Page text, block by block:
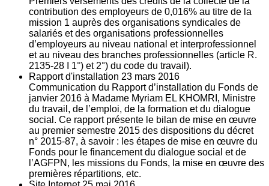
contribution des employeurs de 0,016% au titre de la
mission 1 auprès des organisations syndicales de
salariés et des organisations professionnelles
d’employeurs au niveau national et interprofessionnel
et au niveau des branches professionnelles (article R.
2135‐28 I 1°) et 2°) du code du travail).
Rapport d'installation 23 mars 2016
Communication du Rapport d’installation du Fonds de
janvier 2016 à Madame Myriam EL KHOMRI, Ministre
du travail, de l’emploi, de la formation et du dialogue
social. Ce rapport présente le bilan de mise en œuvre
au premier semestre 2015 des dispositions du décret
n° 2015-87, à savoir : les étapes de mise en œuvre du
Fonds pour le financement du dialogue social et de
l’AGFPN, les missions du Fonds, la mise en œuvre des
premières répartitions, etc.